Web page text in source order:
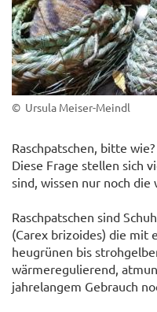
© Ursula Meiser-Meindl
Raschpatschen, bitte wie?
Diese Frage stellen sich
sind, wissen nur noch die
Raschpatschen sind
(Carex brizoides) die mit
heugrünen bis
wärmeregulierend,
jahrelangem Gebrauch